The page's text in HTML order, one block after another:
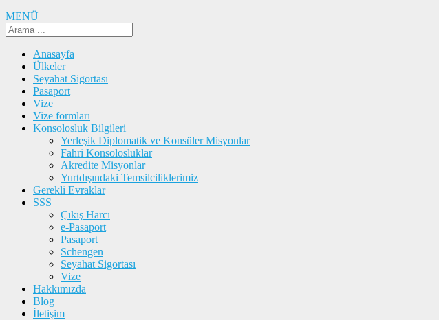
MENÜ
Anasayfa
Ülkeler
Seyahat Sigortası
Pasaport
Vize
Vize formları
Konsolosluk Bilgileri
Yerleşik Diplomatik ve Konsüler Misyonlar
Fahri Konsolosluklar
Akredite Misyonlar
Yurtdışındaki Temsilciliklerimiz
Gerekli Evraklar
SSS
Çıkış Harcı
e-Pasaport
Pasaport
Schengen
Seyahat Sigortası
Vize
Hakkımızda
Blog
İletişim